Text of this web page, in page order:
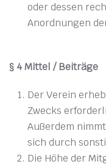
oder dessen
Anordnungen
§ 4 Mittel / Beiträge
Der Verein
Zwecks
Außerdem
sich durch
Die Höhe der